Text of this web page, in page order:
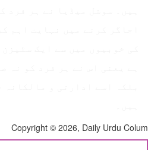
Copyright © 2026, Daily Urdu